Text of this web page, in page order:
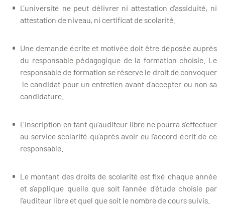
L’université ne peut délivrer ni attestation d’assiduité, ni
attestation de niveau, ni certificat de scolarité.
Une demande écrite et motivée doit être déposée auprès
du responsable pédagogique de la formation choisie. Le
responsable de formation se réserve le droit de convoquer
le candidat pour un entretien avant d’accepter ou non sa
candidature.
L’inscription en tant qu’auditeur libre ne pourra s’effectuer
au service scolarité qu’après avoir eu l’accord écrit de ce
responsable.
Le montant des droits de scolarité est fixé chaque année
et s’applique quelle que soit l’année d’étude choisie par
l’auditeur libre et quel que soit le nombre de cours suivis.